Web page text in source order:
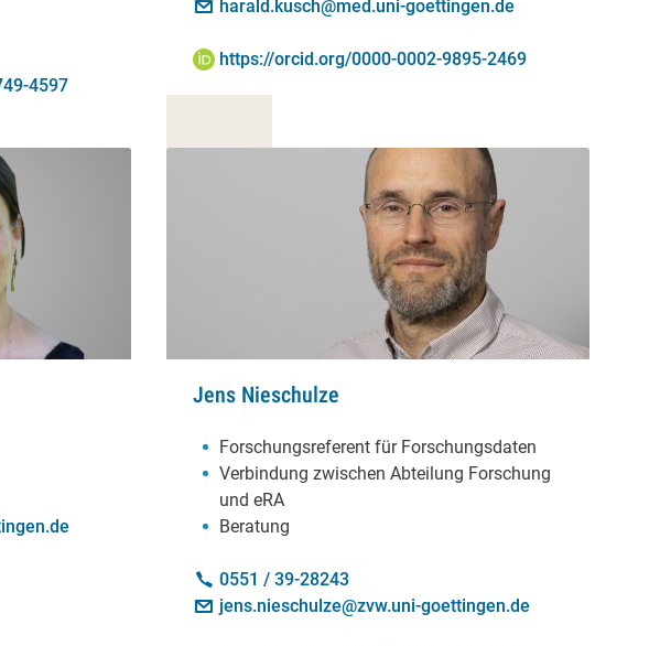
4597
E-Mail:
harald.kusch@med.uni-goettingen.de
ORCID iD:
https://orcid.org/0000-0002-9895-2469
Jens Nieschulze
Schwerpunkte:
Forschungsreferent für Forschungsdaten
Verbindung zwischen Abteilung Forschung
und eRA
Beratung
Kontakt:
Telefon:
0551 / 39-28243
E-Mail:
jens.nieschulze@zvw.uni-goettingen.de